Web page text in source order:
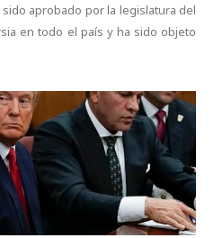
aprobado por la legislatura del
en todo el país y ha sido objeto